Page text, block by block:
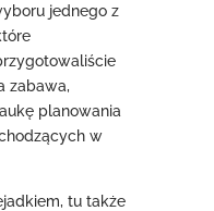
jednego z
zabawa,
planowania
w
tu także